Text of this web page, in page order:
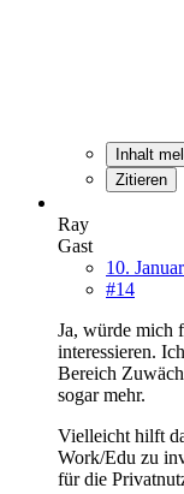
Inhalt
Zitieren
Ray
Gast
10.
#14
Ja, würde mich
interessieren.
Bereich
sogar mehr.
Vielleicht hilft
Work/Edu zu
für die